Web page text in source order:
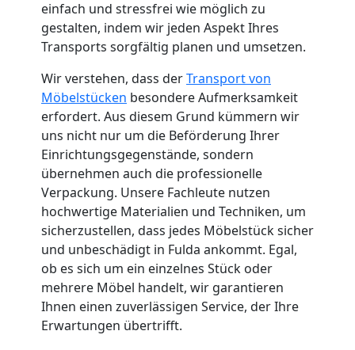
einfach und stressfrei wie möglich zu
gestalten, indem wir jeden Aspekt Ihres
Transports sorgfältig planen und umsetzen.
Wir verstehen, dass derTransport von
Möbelstücken besondere Aufmerksamkeit
erfordert. Aus diesem Grund kümmern wir
uns nicht nur um die Beförderung Ihrer
Einrichtungsgegenstände, sondern
übernehmen auch die professionelle
Verpackung. Unsere Fachleute nutzen
hochwertige Materialien und Techniken, um
sicherzustellen, dass jedes Möbelstück sicher
und unbeschädigt in Fulda ankommt. Egal,
ob es sich um ein einzelnes Stück oder
mehrere Möbel handelt, wir garantieren
Ihnen einen zuverlässigen Service, der Ihre
Erwartungen übertrifft.
Feldkirch
Umzug
und
Lagerung
Feldkirch
Full-
Service-